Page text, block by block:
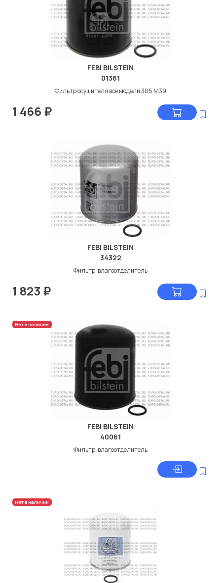
FEBI BILSTEIN
01361
Фильтр осушителя все модели 305 M39
1 466 ₽
FEBI BILSTEIN
34322
Фильтр-влагоотделитель
1 823 ₽
Нет в наличии
FEBI BILSTEIN
40061
Фильтр-влагоотделитель
Нет в наличии